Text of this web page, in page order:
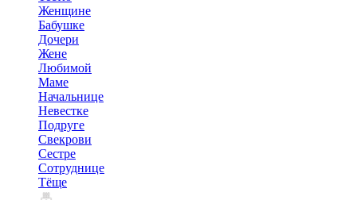
Женщине
Бабушке
Дочери
Жене
Любимой
Маме
Начальнице
Невестке
Подруге
Свекрови
Сестре
Сотруднице
Тёще